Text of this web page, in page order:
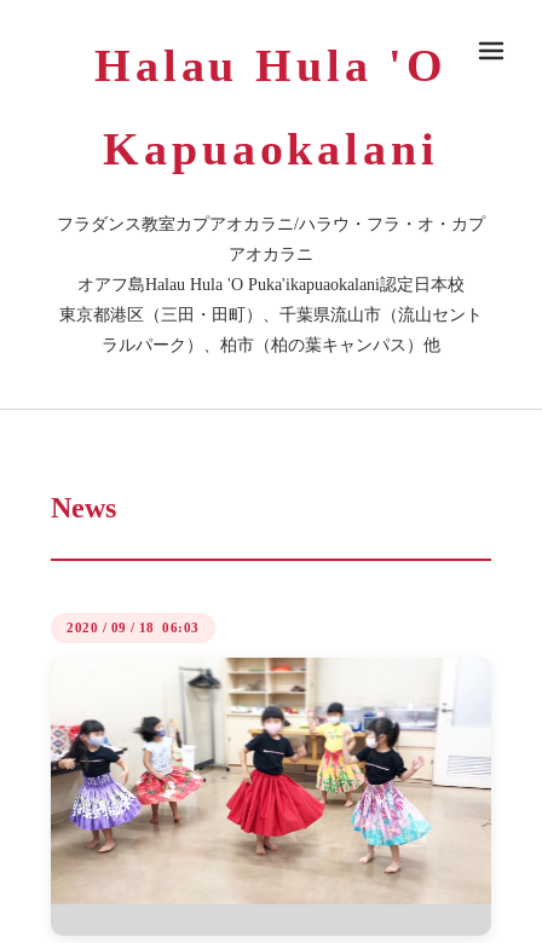
Halau Hula 'O
Kapuaokalani
フラダンス教室カプアオカラニ/ハラウ・フラ・オ・カプ
アオカラニ
オアフ島Halau Hula 'O Puka'ikapuaokalani認定日本校
東京都港区（三田・田町）、千葉県流山市（流山セント
ラルパーク）、柏市（柏の葉キャンパス）他
News
2020 / 09 / 18 06:03